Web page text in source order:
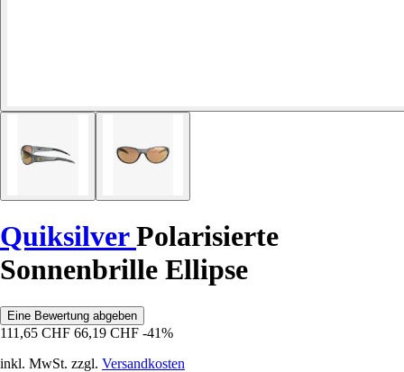
QuiksilverPolarisierte
Sonnenbrille Ellipse
Eine Bewertung abgeben
111,65 CHF 66,19 CHF -41%
inkl. MwSt. zzgl. Versandkosten